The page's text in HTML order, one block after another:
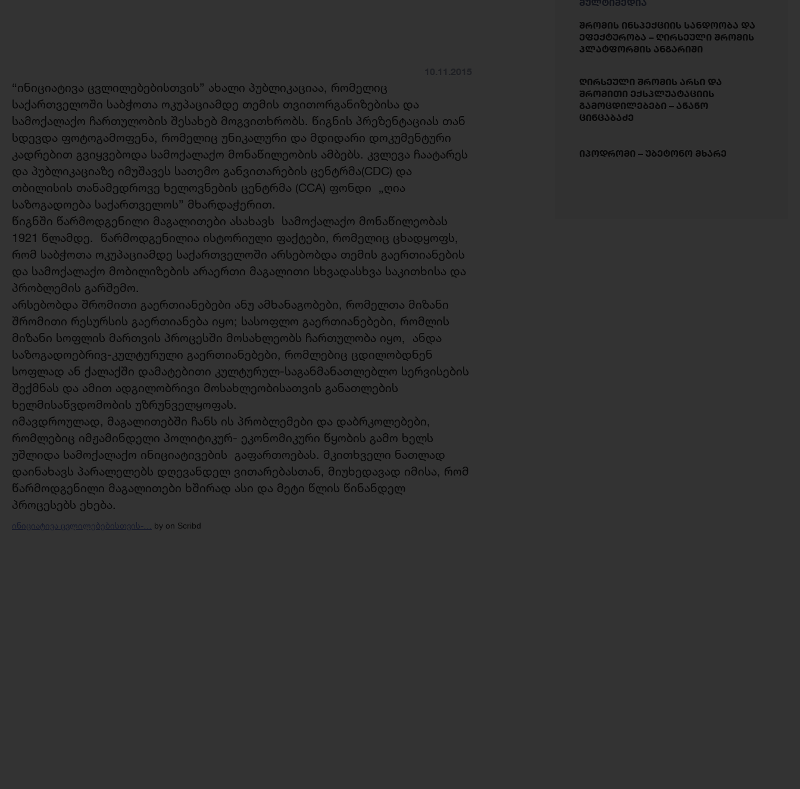
“ინიციატივა ცვლილებებისთვის” ახალი პუბლიკაციაა, რომელიც
საქართველოში საბჭოთა ოკუპაციამდე თემის თვითორგანიზებისა და
სამოქალაქო ჩართულობის შესახებ მოგვითხრობს. წიგნის პრეზენტაციას თან
სდევდა ფოტოგამოფენა, რომელიც უნიკალური და მდიდარი დოკუმენტური
კადრებით გვიყვებოდა სამოქალაქო მონაწილეობის ამბებს. კვლევა ჩაატარეს
და პუბლიკაციაზე იმუშავეს სათემო განვითარების ცენტრმა(CDC) და
თბილისის თანამედროვე ხელოვნების ცენტრმა (CCA) ფონდი „ღია
საზოგადოება საქართველოს” მხარდაჭერით.
წიგნში წარმოდგენილი მაგალითები ასახავს სამოქალაქო მონაწილეობას
1921 წლამდე. წარმოდგენილია ისტორიული ფაქტები, რომელიც ცხადყოფს,
რომ საბჭოთა ოკუპაციამდე საქართველოში არსებობდა თემის გაერთიანების
და სამოქალაქო მობილიზების არაერთი მაგალითი სხვადასხვა საკითხისა და
პრობლემის გარშემო.
არსებობდა შრომითი გაერთიანებები ანუ ამხანაგობები, რომელთა მიზანი
შრომითი რესურსის გაერთიანება იყო; სასოფლო გაერთიანებები, რომლის
მიზანი სოფლის მართვის პროცესში მოსახლეობს ჩართულობა იყო, ანდა
საზოგადოებრივ-კულტურული გაერთიანებები, რომლებიც ცდილობდნენ
სოფლად ან ქალაქში დამატებითი კულტურულ-საგანმანათლებლო სერვისების
შექმნას და ამით ადგილობრივი მოსახლეობისათვის განათლების
ხელმისაწვდომობის უზრუნველყოფას.
იმავდროულად, მაგალითებში ჩანს ის პრობლემები და დაბრკოლებები,
რომლებიც იმჟამინდელი პოლიტიკურ- ეკონომიკური წყობის გამო ხელს
უშლიდა სამოქალაქო ინიციატივების გაფართოებას. მკითხველი ნათლად
დაინახავს პარალელებს დღევანდელ ვითარებასთან, მიუხედავად იმისა, რომ
წარმოდგენილი მაგალითები ხშირად ასი და მეტი წლის წინანდელ
პროცესებს ეხება.
ინიციატივა ცვლილებებისთვის-… by on Scribd
მულტიმედია
შრომის ინსპექციის სანდოობა და
ეფექტურობა – ღირსეული შრომის
პლატფორმის ანგარიში
ღირსეული შრომის არსი და
შრომითი ექსპლუატაციის
გამოცდილებები – ანანო
ცინცაბაძე
იპოდრომი – უბეტონო მხარე